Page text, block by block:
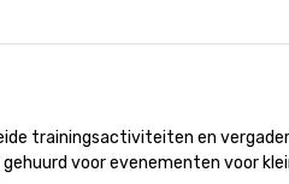
trainingsactiviteiten en
voor evenementen voor